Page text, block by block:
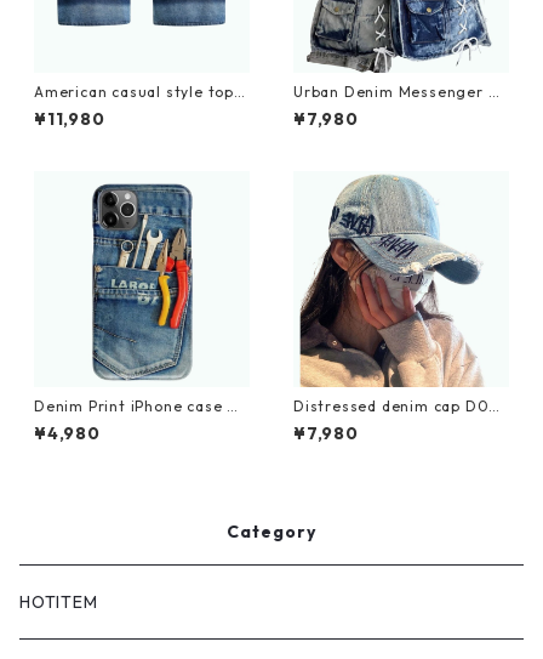
American casual style tops
D0203
¥11,980
Urban Denim Messenger Ba
g D0029
¥7,980
Denim Print iPhone case D
0011
¥4,980
Distressed denim cap D021
1¥7,980
Category
HOTITEM